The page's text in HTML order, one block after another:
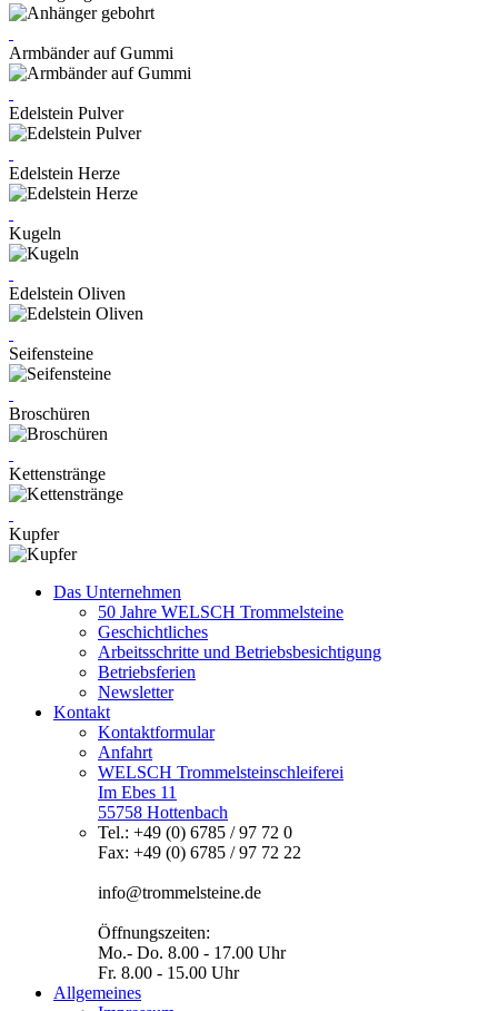
Armbänder auf Gummi
Edelstein Pulver
Edelstein Herze
Kugeln
Edelstein Oliven
Seifensteine
Broschüren
Kettenstränge
Kupfer
Das Unternehmen
50 Jahre WELSCH Trommelsteine
Geschichtliches
Arbeitsschritte und Betriebsbesichtigung
Betriebsferien
Newsletter
Kontakt
Kontaktformular
Anfahrt
WELSCH Trommelsteinschleiferei
Im Ebes 11
55758 Hottenbach
Tel.: +49 (0) 6785 / 97 72 0
Fax: +49 (0) 6785 / 97 72 22
info@trommelsteine.de
Öffnungszeiten:
Mo.- Do. 8.00 - 17.00 Uhr
Fr. 8.00 - 15.00 Uhr
Allgemeines